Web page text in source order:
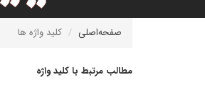
صفحه‌اصلی کلید واژه ها
مطالب مرتبط با کلید واژه